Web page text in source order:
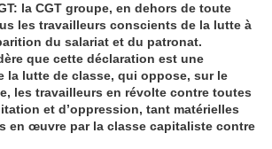
la CGT groupe, en dehors de toute
les travailleurs conscients de la lutte à
du salariat et du patronat.
que cette déclaration est une
la lutte de classe, qui oppose, sur le
les travailleurs en révolte contre toutes
et d’oppression, tant matérielles
en œuvre par la classe capitaliste contre